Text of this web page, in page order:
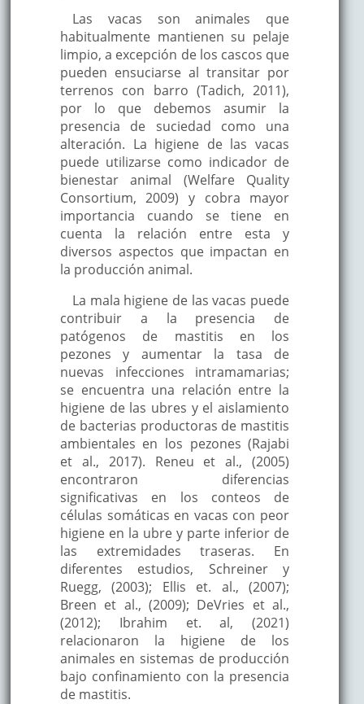
Las vacas son animales que
habitualmente mantienen su pelaje
limpio, a excepción de los cascos que
pueden ensuciarse al transitar por
terrenos con barro (Tadich, 2011),
por lo que debemos asumir la
presencia de suciedad como una
alteración. La higiene de las vacas
puede utilizarse como indicador de
bienestar animal (Welfare Quality
Consortium, 2009) y cobra mayor
importancia cuando se tiene en
cuenta la relación entre esta y
diversos aspectos que impactan en
la producción animal.
La mala higiene de las vacas puede
contribuir a la presencia de
patógenos de mastitis en los
pezones y aumentar la tasa de
nuevas infecciones intramamarias;
se encuentra una relación entre la
higiene de las ubres y el aislamiento
de bacterias productoras de mastitis
ambientales en los pezones (Rajabi
et al., 2017). Reneu et al., (2005)
encontraron diferencias
significativas en los conteos de
células somáticas en vacas con peor
higiene en la ubre y parte inferior de
las extremidades traseras. En
diferentes estudios, Schreiner y
Ruegg, (2003); Ellis et. al., (2007);
Breen et al., (2009); DeVries et al.,
(2012); Ibrahim et. al, (2021)
relacionaron la higiene de los
animales en sistemas de producción
bajo confinamiento con la presencia
de mastitis.